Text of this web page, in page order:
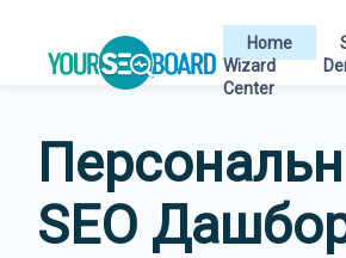
Home
Wizard
Center
SEO